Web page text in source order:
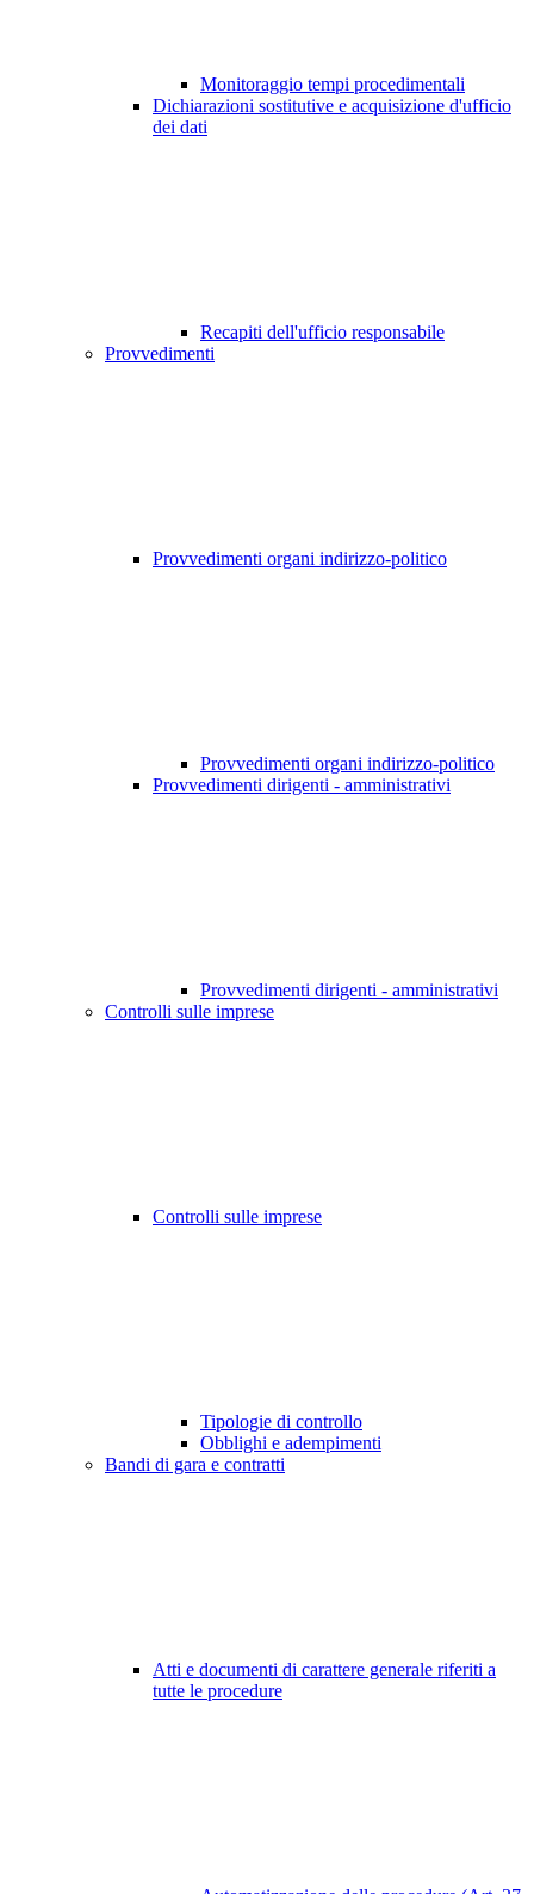
Monitoraggio tempi procedimentali
Dichiarazioni sostitutive e acquisizione d'ufficio
dei dati
Recapiti dell'ufficio responsabile
Provvedimenti
Provvedimenti organi indirizzo-politico
Provvedimenti organi indirizzo-politico
Provvedimenti dirigenti - amministrativi
Provvedimenti dirigenti - amministrativi
Controlli sulle imprese
Controlli sulle imprese
Tipologie di controllo
Obblighi e adempimenti
Bandi di gara e contratti
Atti e documenti di carattere generale riferiti a
tutte le procedure